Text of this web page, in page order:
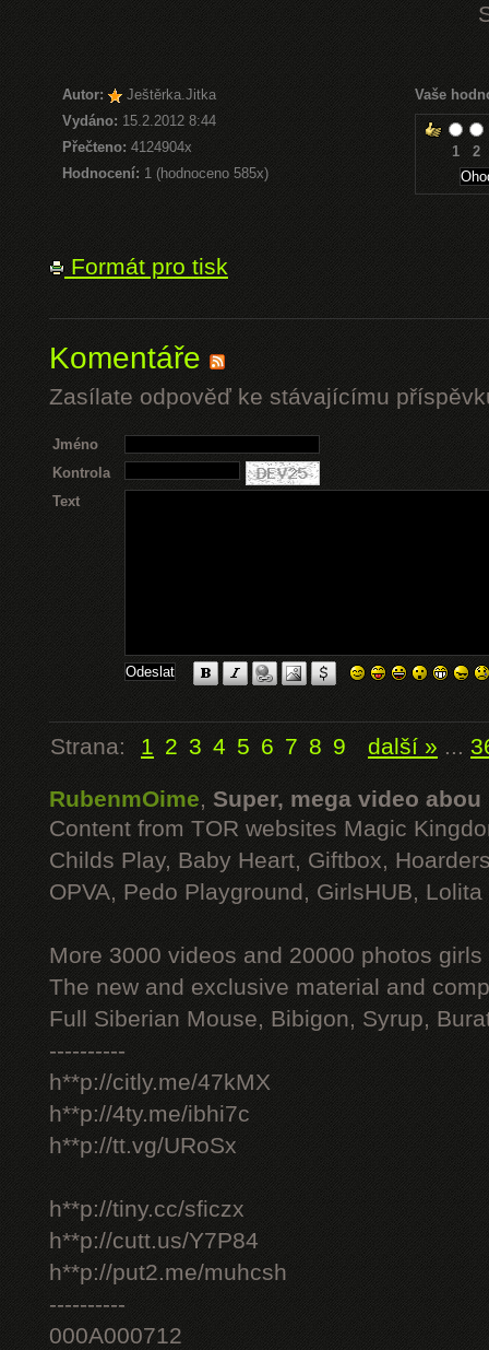
Autor:
Ještěrka.Jitka
Vydáno: 15.2.2012 8:44
Přečteno:4124904x
Hodnocení: 1 (hodnoceno 585x)
Vaše
1 2
Formát pro tisk
Komentáře
Zasílate odpověď ke stávajícímu
Jméno
Kontrola
Text
Strana: 1 2 3 4 5 6 7 8 9 další » ...
RubenmOime, Super, mega video abou
Content from TOR websites Magic
Childs Play, Baby Heart, Giftbox,
OPVA, Pedo Playground, GirlsHUB, Lolita
More 3000 videos and 20000 photos
The new and exclusive material and
Full Siberian Mouse, Bibigon, Syrup,
----------
h**p://citly.me/47kMX
h**p://4ty.me/ibhi7c
h**p://tt.vg/URoSx
h**p://tiny.cc/sficzx
h**p://cutt.us/Y7P84
h**p://put2.me/muhcsh
----------
000A000712